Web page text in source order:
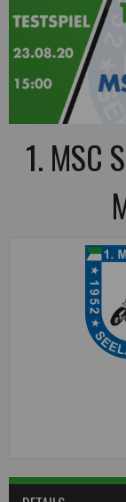
1. MSC